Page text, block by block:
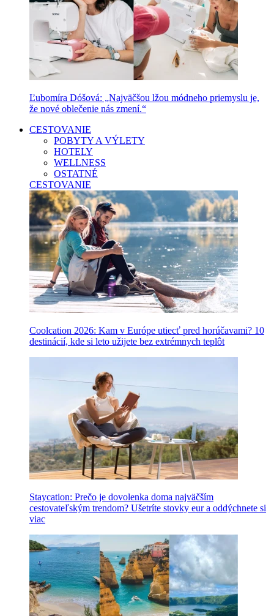
Ľubomíra Dóšová: „Najväčšou lžou módneho priemyslu je,
že nové oblečenie nás zmení.“
CESTOVANIE
POBYTY A VÝLETY
HOTELY
WELLNESS
OSTATNÉ
CESTOVANIE
Coolcation 2026: Kam v Európe utiecť pred horúčavami? 10
destinácií, kde si leto užijete bez extrémnych teplôt
Staycation: Prečo je dovolenka doma najväčším
cestovateľským trendom? Ušetríte stovky eur a oddýchnete si
viac